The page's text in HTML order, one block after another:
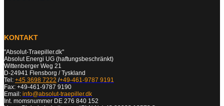
KONTAKT
"Absolut-Traepiller.dk"
Absolut Energi UG (haftungsbeschränkt)
Wittenberger Weg 21
D-24941 Flensborg / Tyskland
Tel: +45 3698 7222 /+49-461-9787 9191
Fax: +49-461-9787 9190
Email: info@absolut-traepiller.dk
Int. momsnummer DE 276 840 152